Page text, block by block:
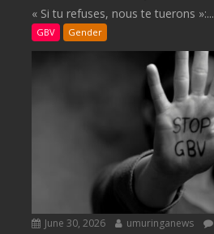
« Si tu refuses, nous te tuerons »:...
GBV Gender
June 30, 2026 umuringanews